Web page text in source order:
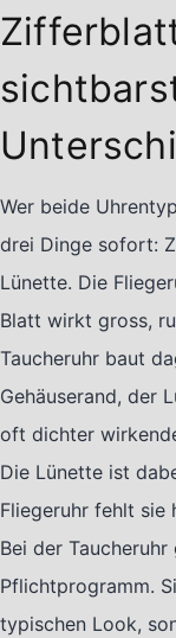
Wer beide
drei Dinge sofort:
Lünette. Die
Blatt wirkt gross,
Taucheruhr baut
Gehäuserand, der
oft dichter
Die Lünette ist
Fliegeruhr fehlt
Bei der
Pflichtprogramm.
typischen Look,